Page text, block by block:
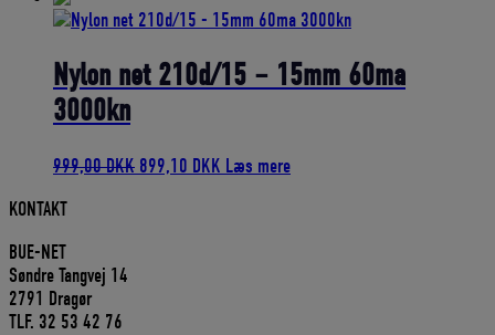
pris
100,50 DKK.
pris
90,45 DKK.
Nylon net 210d/15 – 15mm 60ma
3000kn
999,00DKK Den
899,10 DKK Den
Læs mere
KONTAKT
BUE-NET
Søndre Tangvej 14
2791 Dragør
TLF. 32 53 42 76